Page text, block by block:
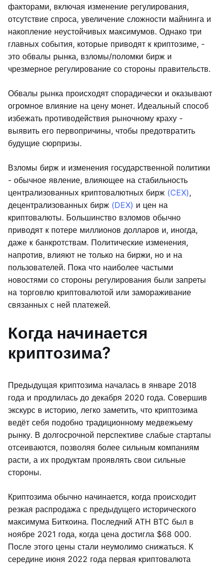
факторами, включая изменение регулирования,
отсутствие спроса, увеличение сложности майнинга и
накопление неустойчивых максимумов. Однако три
главных события, которые приводят к криптозиме, -
это обвалы рынка, взломы/поломки бирж и
чрезмерное регулирование со стороны правительств.
Обвалы рынка происходят спорадически и оказывают
огромное влияние на цену монет. Идеальный способ
избежать противодействия рыночному краху -
выявить его первопричины, чтобы предотвратить
будущие сюрпризы.
Взломы бирж и изменения государственной политики
- обычное явление, влияющее на стабильность
централизованных криптовалютных бирж (CEX),
децентрализованных бирж (DEX) и цен на
криптовалюты. Большинство взломов обычно
приводят к потере миллионов долларов и, иногда,
даже к банкротствам. Политические изменения,
напротив, влияют не только на биржи, но и на
пользователей. Пока что наиболее частыми
новостями со стороны регулирования были запреты
на торговлю криптовалютой или замораживание
связанных с ней платежей.
Когда начинается
криптозима?
Предыдущая криптозима началась в январе 2018
года и продлилась до декабря 2020 года. Совершив
экскурс в историю, легко заметить, что криптозима
ведёт себя подобно традиционному медвежьему
рынку. В долгосрочной перспективе слабые стартапы
отсеиваются, позволяя более сильным компаниям
расти, а их продуктам проявлять свои сильные
стороны.
Криптозима обычно начинается, когда происходит
резкая распродажа с предыдущего исторического
максимума Биткоина. Последний ATH BTC был в
ноябре 2021 года, когда цена достигла $68 000.
После этого цены стали неумолимо снижаться. К
середине июня 2022 года первая криптовалюта